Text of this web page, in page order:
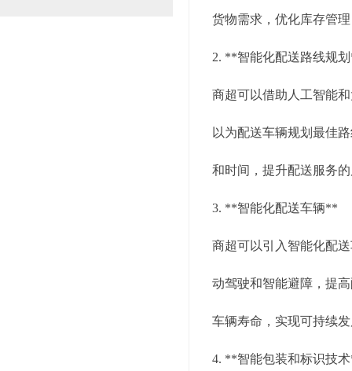
货物需求，优化库存管
2. **智能化配送路线规
商超可以借助人工智能
以为配送车辆规划最佳
和时间，提升配送服务
3. **智能化配送车辆**
商超可以引入智能化配
动驾驶和智能避障，提
车辆寿命，实现可持续
4. **智能包装和标识技